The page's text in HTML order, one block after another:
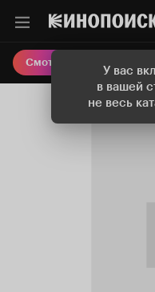
У вас
в вашей
не весь
Смотреть кино